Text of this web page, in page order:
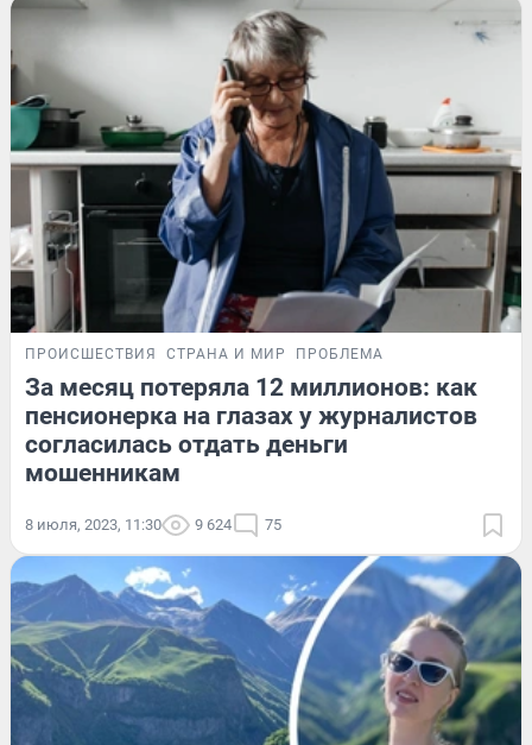
ПРОИСШЕСТВИЯ СТРАНА И МИР ПРОБЛЕМА
За месяц потеряла 12 миллионов: как
пенсионерка на глазах у журналистов
согласилась отдать деньги
мошенникам
8 июля, 2023, 11:30 9 624 75